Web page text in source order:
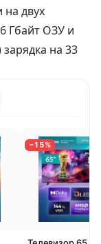
на двух
Гбайт ОЗУ и
на 33
−15%